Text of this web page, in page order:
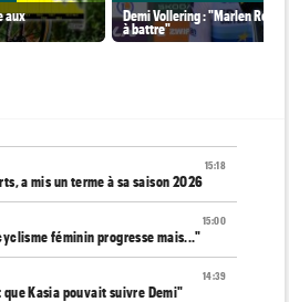
aux
Demi Vollering : "Marlen
à battre"
15:18
a mis un terme à sa saison 2026
15:00
féminin progresse mais..."
14:39
Kasia pouvait suivre Demi"